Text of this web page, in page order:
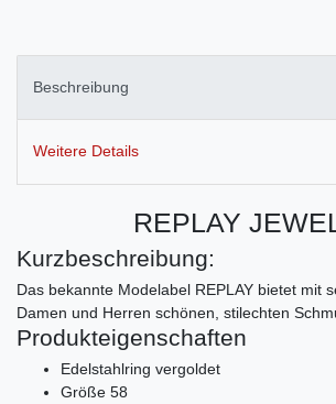
Beschreibung
Weitere Details
REPLAY
Kurzbeschreibung:
Das bekannte Modelabel REPLAY bietet mit
Damen und Herren schönen, stilechten
Produkteigenschaften
Edelstahlring vergoldet
Größe 58